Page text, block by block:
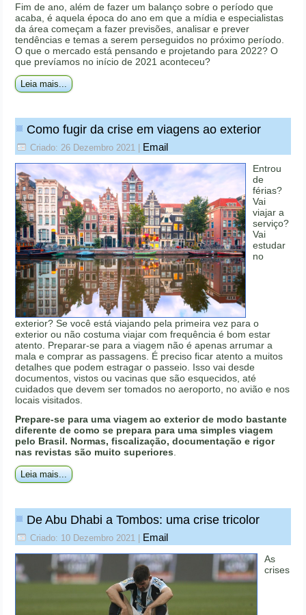
Fim de ano, além de fazer um balanço sobre o período que
acaba, é aquela época do ano em que a mídia e especialistas
da área começam a fazer previsões, analisar e prever
tendências e temas a serem perseguidos no próximo período.
O que o mercado está pensando e projetando para 2022? O
que prevíamos no início de 2021 aconteceu?
Leia mais...
Como fugir da crise em viagens ao exterior
Criado: 26 Dezembro 2021 | Email
Entrou
de
férias?
Vai
viajar a
serviço?
Vai
estudar
no
exterior? Se você está viajando pela primeira vez para o
exterior ou não costuma viajar com frequência é bom estar
atento. Preparar-se para a viagem não é apenas arrumar a
mala e comprar as passagens. É preciso ficar atento a muitos
detalhes que podem estragar o passeio. Isso vai desde
documentos, vistos ou vacinas que são esquecidos, até
cuidados que devem ser tomados no aeroporto, no avião e nos
locais visitados.
Prepare-se para uma viagem ao exterior de modo bastante
diferente de como se prepara para uma simples viagem
pelo Brasil. Normas, fiscalização, documentação e rigor
nas revistas são muito superiores
Leia mais...
De Abu Dhabi a Tombos: uma crise tricolor
Criado: 10 Dezembro 2021 | Email
As
crises